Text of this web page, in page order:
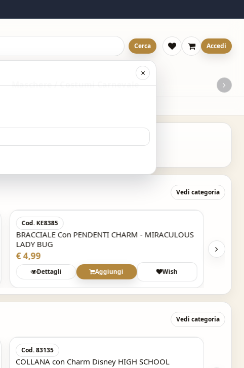
Cerca
×
Accedi
Maschere / Costumi Carnevale
Vedi categoria
Cod. KE8385
BRACCIALE Con PENDENTI CHARM - MIRACULOUS
LADY BUG
€ 4,99
Dettagli Aggiungi Wish
PONY
€ 7,99
Vedi categoria
Cod. 83135
COLLANA con Charm Disney HIGH SCHOOL